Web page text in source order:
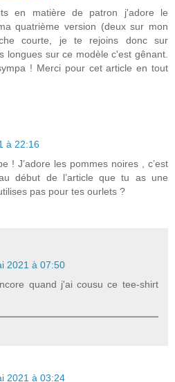
en matière de patron j'adore le
quatrième version (deux sur mon
courte, je te rejoins donc sur
longues sur ce modèle c'est gênant.
! Merci pour cet article en tout
à 22:16
! J’adore les pommes noires , c’est
début de l’article que tu as une
pas pour tes ourlets ?
2021 à 07:50
quand j'ai cousu ce tee-shirt
2021 à 03:24